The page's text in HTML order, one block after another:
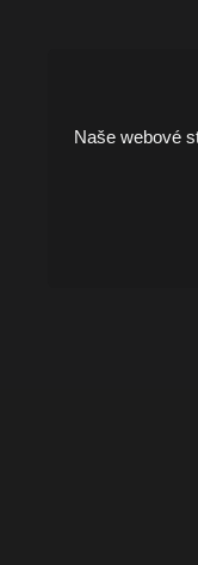
Naše webové